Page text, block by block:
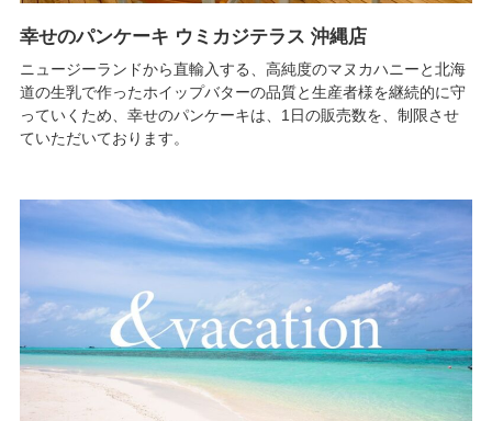
幸せのパンケーキ ウミカジテラス 沖縄店
ニュージーランドから直輸入する、高純度のマヌカハニーと北海
道の生乳で作ったホイップバターの品質と生産者様を継続的に守
っていくため、幸せのパンケーキは、1日の販売数を、制限させ
ていただいております。